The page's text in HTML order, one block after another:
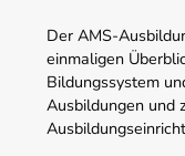
Der AMS-
einmaligen
Bildungssystem
Ausbildungen und